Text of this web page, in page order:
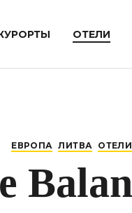
ОТЕЛИ
ЕВРОПА ЛИТВА ОТЕЛИ